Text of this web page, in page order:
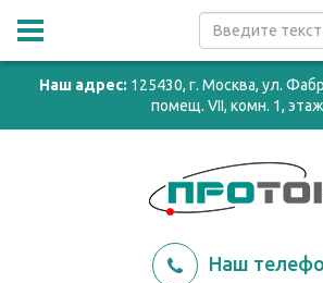
Наш адрес: 125430, г. Москва, ул.
помещ. VII, комн. 1, этаж
Наш